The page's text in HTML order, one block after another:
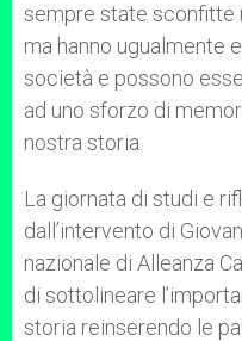
sempre state sconfitte
ma hanno ugualmente
società e possono
ad uno sforzo di
nostra storia.
La giornata di studi e
dall’intervento di
nazionale di Alleanza
di sottolineare
storia reinserendo le